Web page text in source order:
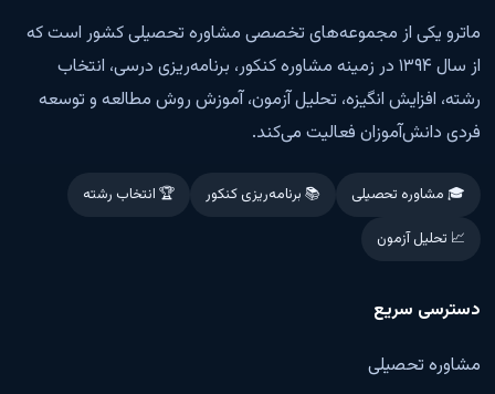
ماترو یکی از مجموعه‌های تخصصی مشاوره تحصیلی کشور است که
از سال ۱۳۹۴ در زمینه مشاوره کنکور، برنامه‌ریزی درسی، انتخاب
رشته، افزایش انگیزه، تحلیل آزمون، آموزش روش مطالعه و توسعه
فردی دانش‌آموزان فعالیت می‌کند.
🎓 مشاوره تحصیلی 📚 برنامه‌ریزی کنکور
🏆 انتخاب رشته
📈 تحلیل آزمون
دسترسی سریع
مشاوره تحصیلی